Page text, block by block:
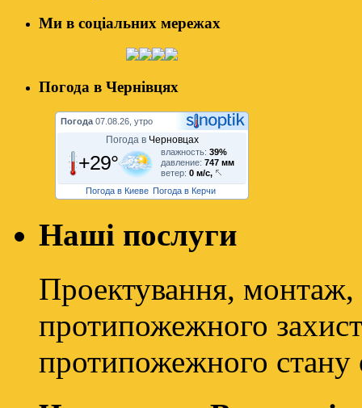
Ми в соціальних мережах
Погода в Чернівцях
Погода 07.08.26, утро
Погода в Черновцах
+29° влажность: 39%
давление: 747 мм
ветер: 0 м/с,
Погода в Киеве Погода в Керчи
Наші послуги
Проектування, монтаж,
протипожежного
протипожежного стану